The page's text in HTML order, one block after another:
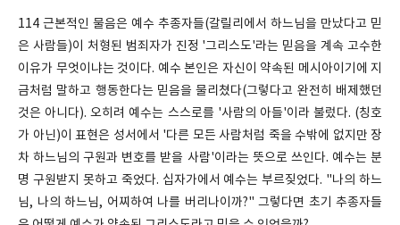
114 근본적인 물음은 예수 추종자들(갈릴리에서 하느님을 만났다고 믿
은 사람들)이 처형된 범죄자가 진정 '그리스도'라는 믿음을 계속 고수한
이유가 무엇이냐는 것이다. 예수 본인은 자신이 약속된 메시아이기에 지
금처럼 말하고 행동한다는 믿음을 물리쳤다(그렇다고 완전히 배제했던
것은 아니다). 오히려 예수는 스스로를 '사람의 아들'이라 불렀다. (칭호
가 아닌)이 표현은 성서에서 '다른 모든 사람처럼 죽을 수밖에 없지만 장
차 하느님의 구원과 변호를 받을 사람'이라는 뜻으로 쓰인다. 예수는 분
명 구원받지 못하고 죽었다. 십자가에서 예수는 부르짖었다. "나의 하느
님, 나의 하느님, 어찌하여 나를 버리나이까?" 그렇다면 초기 추종자들